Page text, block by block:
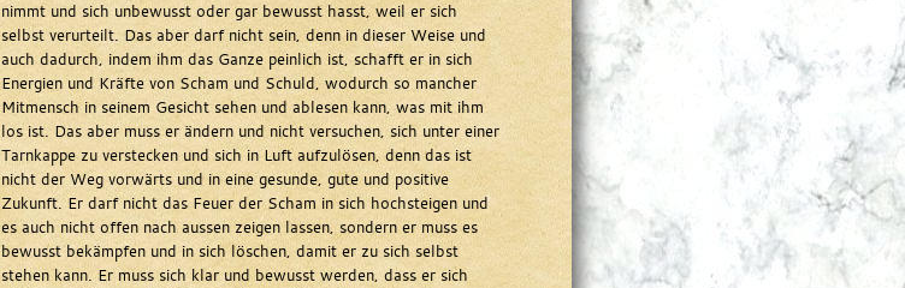
nimmt und sich unbewusst oder gar bewusst hasst, weil er sich
selbst verurteilt. Das aber darf nicht sein, denn in dieser Weise und
auch dadurch, indem ihm das Ganze peinlich ist, schafft er in sich
Energien und Kräfte von Scham und Schuld, wodurch so mancher
Mitmensch in seinem Gesicht sehen und ablesen kann, was mit ihm
los ist. Das aber muss er ändern und nicht versuchen, sich unter einer
Tarnkappe zu verstecken und sich in Luft aufzulösen, denn das ist
nicht der Weg vorwärts und in eine gesunde, gute und positive
Zukunft. Er darf nicht das Feuer der Scham in sich hochsteigen und
es auch nicht offen nach aussen zeigen lassen, sondern er muss es
bewusst bekämpfen und in sich löschen, damit er zu sich selbst
stehen kann. Er muss sich klar und bewusst werden, dass er sich